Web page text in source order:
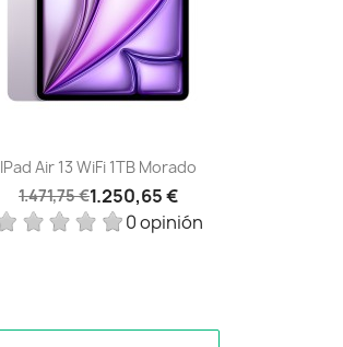
IPad Air 13 WiFi 1TB Morado
1.471,75 €1.250,65 €
0 opinión